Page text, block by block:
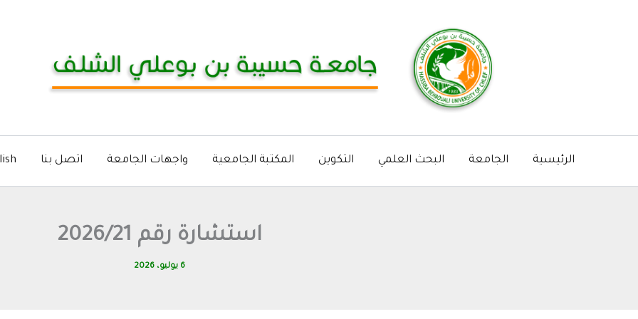
الرئيسية الجامعة البحث العلمي التكوين المكتبة الجامعية واجهات الجامعة اتصل بنا
استشارة رقم 2026/21
6 يوليو، 2026